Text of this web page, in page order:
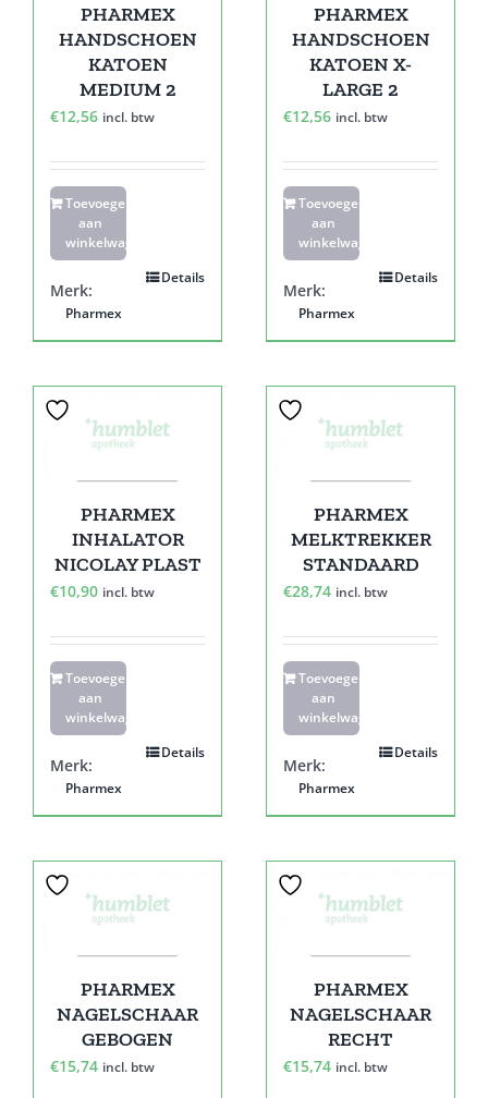
PHARMEX
HANDSCHOEN
KATOEN
MEDIUM 2
€12,56 incl. btw
Toevoegen
aan
winkelwagen
Details
Merk:
Pharmex
PHARMEX
HANDSCHOEN
KATOEN X-
LARGE 2
€12,56 incl. btw
Toevoegen
aan
winkelwagen
Details
Merk:
Pharmex
PHARMEX
INHALATOR
NICOLAY PLAST
€10,90 incl. btw
Toevoegen
aan
winkelwagen
Details
Merk:
Pharmex
PHARMEX
MELKTREKKER
STANDAARD
€28,74 incl. btw
Toevoegen
aan
winkelwagen
Details
Merk:
Pharmex
PHARMEX
NAGELSCHAAR
GEBOGEN
€15,74 incl. btw
PHARMEX
NAGELSCHAAR
RECHT
€15,74 incl. btw